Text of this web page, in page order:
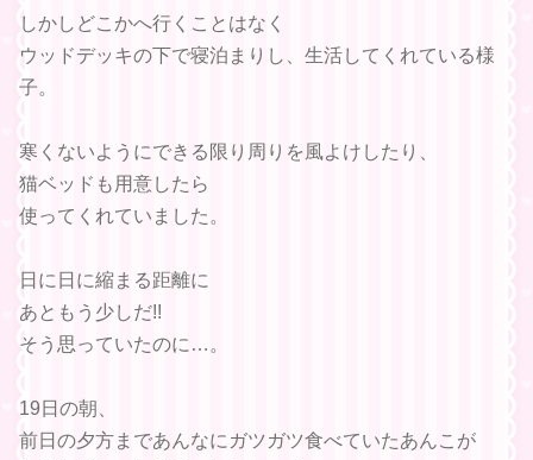
しかしどこかへ行くことはなく
ウッドデッキの下で寝泊まりし、生活してくれている様
子。
寒くないようにできる限り周りを風よけしたり、
猫ベッドも用意したら
使ってくれていました。
日に日に縮まる距離に
あともう少しだ!!
そう思っていたのに…。
19日の朝、
前日の夕方まであんなにガツガツ食べていたあんこが